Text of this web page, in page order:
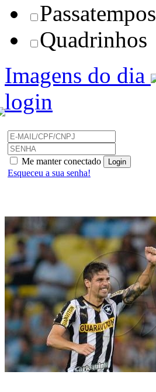
Passatempos
Quadrinhos
Imagens do dia
login
Me manter conectado
Esqueceu a sua senha!